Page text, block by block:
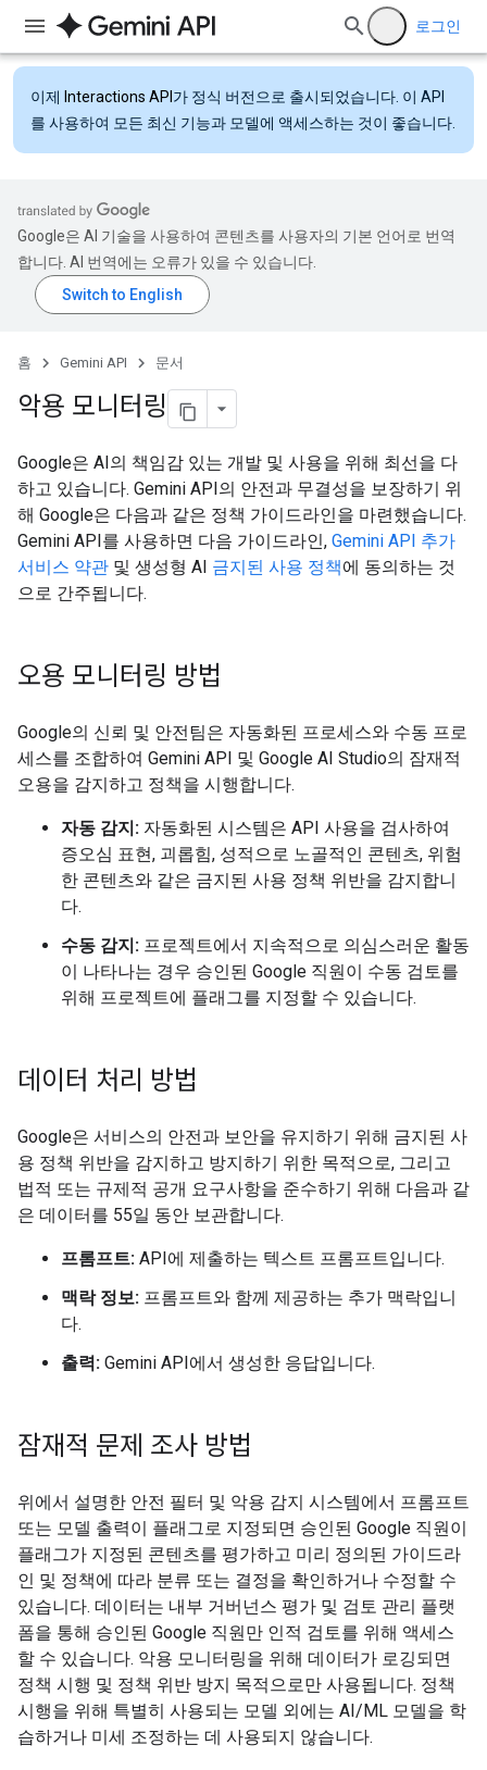
로그인
이제 Interactions API 가 정식 버전으로 출시되었습니다. 이 API
를 사용하여 모든 최신 기능과 모델에 액세스하는 것이 좋습니다.
Google은 AI 기술을 사용하여 콘텐츠를 사용자의 기본 언어로 번역
합니다. AI 번역에는 오류가 있을 수 있습니다.
홈 Gemini API 문서
악용 모니터링
Google은 AI의 책임감 있는 개발 및 사용을 위해 최선을 다
하고 있습니다. Gemini API의 안전과 무결성을 보장하기 위
해 Google은 다음과 같은 정책 가이드라인을 마련했습니다.
Gemini API를 사용하면 다음 가이드라인, Gemini API 추가
서비스 약관 및 생성형 AI 금지된 사용 정책에 동의하는 것
으로 간주됩니다.
오용 모니터링 방법
Google의 신뢰 및 안전팀은 자동화된 프로세스와 수동 프로
세스를 조합하여 Gemini API 및 Google AI Studio의 잠재적
오용을 감지하고 정책을 시행합니다.
자동 감지: 자동화된 시스템은 API 사용을 검사하여
증오심 표현, 괴롭힘, 성적으로 노골적인 콘텐츠, 위험
한 콘텐츠와 같은 금지된 사용 정책 위반을 감지합니
다.
수동 감지: 프로젝트에서 지속적으로 의심스러운 활동
이 나타나는 경우 승인된 Google 직원이 수동 검토를
위해 프로젝트에 플래그를 지정할 수 있습니다.
데이터 처리 방법
Google은 서비스의 안전과 보안을 유지하기 위해 금지된 사
용 정책 위반을 감지하고 방지하기 위한 목적으로, 그리고
법적 또는 규제적 공개 요구사항을 준수하기 위해 다음과 같
은 데이터를 55일 동안 보관합니다.
프롬프트: API에 제출하는 텍스트 프롬프트입니다.
맥락 정보: 프롬프트와 함께 제공하는 추가 맥락입니
다.
출력: Gemini API에서 생성한 응답입니다.
잠재적 문제 조사 방법
위에서 설명한 안전 필터 및 악용 감지 시스템에서 프롬프트
또는 모델 출력이 플래그로 지정되면 승인된 Google 직원이
플래그가 지정된 콘텐츠를 평가하고 미리 정의된 가이드라
인 및 정책에 따라 분류 또는 결정을 확인하거나 수정할 수
있습니다. 데이터는 내부 거버넌스 평가 및 검토 관리 플랫
폼을 통해 승인된 Google 직원만 인적 검토를 위해 액세스
할 수 있습니다. 악용 모니터링을 위해 데이터가 로깅되면
정책 시행 및 정책 위반 방지 목적으로만 사용됩니다. 정책
시행을 위해 특별히 사용되는 모델 외에는 AI/ML 모델을 학
습하거나 미세 조정하는 데 사용되지 않습니다.